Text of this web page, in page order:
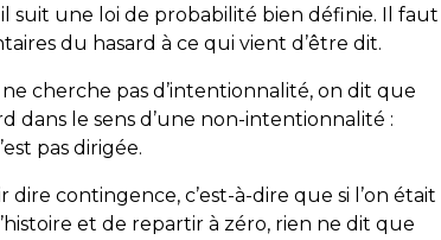
suit une loi de probabilité bien définie. Il faut
du hasard à ce qui vient d’être dit.
cherche pas d’intentionnalité, on dit que
dans le sens d’une non-intentionnalité :
pas dirigée.
contingence, c’est-à-dire que si l’on était
et de repartir à zéro, rien ne dit que